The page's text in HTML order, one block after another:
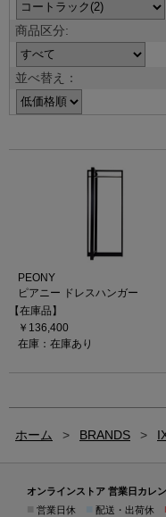
並べ替え：
PEONY
ピアニー ドレスハンガー
【在庫品】
￥136,400
在庫：在庫あり
ホーム > BRANDS >
オンラインストア 営業日カレ
営業日休 配送・出荷休